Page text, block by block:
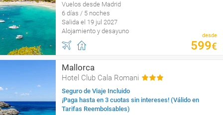
Vuelos desde Madrid
6 días / 5 noches
Salida el 19 jul 2027
Alojamiento y desayuno
desde
599€
Mallorca
Hotel Club Cala Romani
Seguro de Viaje Incluido
¡Paga hasta en 3 cuotas sin intereses! (Válido en
Tarifas Reembolsables)